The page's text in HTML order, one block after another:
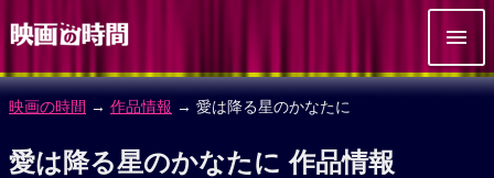
映画の時間 → 作品情報 → 愛は降る星のかなたに
愛は降る星のかなたに 作品情報